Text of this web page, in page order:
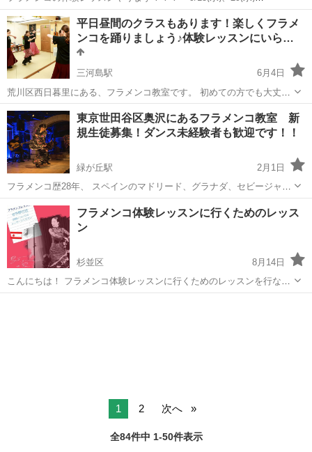
⚫︎11:30〜12:30 ⚫︎¥1,000+スタジオ代 ⚫︎JR小岩駅 スタジオ エルカミー
ノ(JR小岩駅より徒歩1分) お問い合わせはお気軽に♪...
東京 江戸川区 小岩駅 フラメンコ スタジオ
平日昼間のクラスもあります！楽しくフラメ
ンコを踊りましょう♪体験レッスンにいら…
三河島駅
6月4日
荒川区西日暮里にある、フラメンコ教室です。 初めての方でも大丈
夫！ 現役のダンサーの講師が丁寧に指導いたします。 ★平日昼間の時
間帯もあります シニアの方大歓迎！ お母さんもお子さんが幼稚園、学
校に行ってる間にレッスンでき...
東京 荒川区 三河島駅 フラメンコ
東京世田谷区奥沢にあるフラメンコ教室 新
規生徒募集！ダンス未経験者も歓迎です！！
緑が丘駅
2月1日
フラメンコ歴28年、 スペインのマドリード、グラナダ、セビージャの
3都市で本場のフラメンコを学んだ講師が直接指導。スペイン首都マド
リードの老舗のフラメンコを観られるお店「カサ パタス」でも舞台
を踏み、グラナダの「クエバ デ...
東京 世田谷区 緑が丘駅 クラス
フラメンコ体験レッスンに行くためのレッス
ン
杉並区
8月14日
こんにちは！ フラメンコ体験レッスンに行くためのレッスンを行なっ
ています(´∀｀)笑 フラメンコって以下のイメージありませんか？？
1 2 次へ
全84件中 1-50件表示